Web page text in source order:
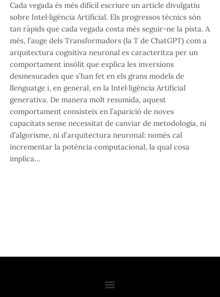
Cada vegada és més difícil escriure un article divulgatiu
sobre Intel·ligència Artificial. Els progressos tècnics són
tan ràpids que cada vegada costa més seguir-ne la pista. A
més, l’auge dels Transformadors (la T de ChatGPT) com a
arquitectura cognitiva neuronal es caracteritza per un
comportament insòlit que explica les inversions
desmesurades que s’han fet en els grans models de
llenguatge i, en general, en la Intel·ligència Artificial
generativa. De manera molt resumida, aquest
comportament consisteix en l’aparició de noves
capacitats sense necessitat de canviar de metodologia, ni
d’algorisme, ni d’arquitectura neuronal: només cal
incrementar la potència computacional, la qual cosa
implica…